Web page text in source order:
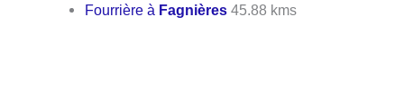
Fourrière à Fagnières 45.88 kms